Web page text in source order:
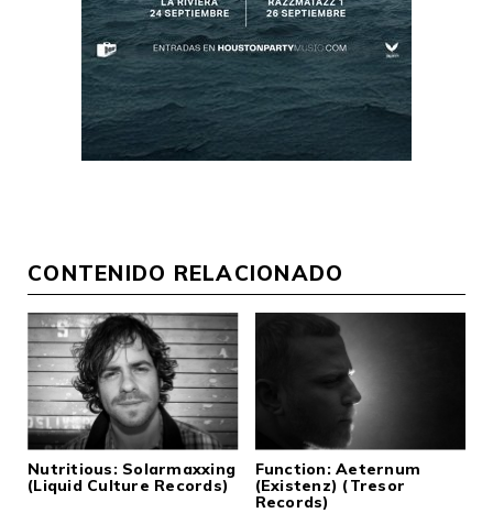
CONTENIDO RELACIONADO
Nutritious: Solarmaxxing
(Liquid Culture Records)
Function: Aeternum
(Existenz) (Tresor
Records)